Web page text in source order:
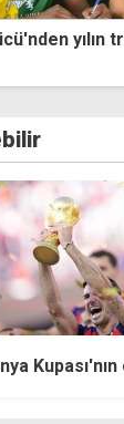
yatırım